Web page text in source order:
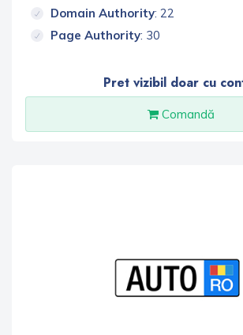
Domain Authority: 22
Page Authority: 30
Pret vizibil doar cu
Comandă